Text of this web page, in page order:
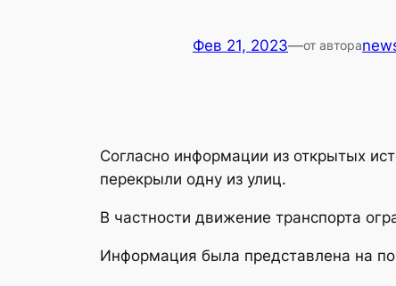
Фев 21, 2023—от автора
Согласно информации из открытых
перекрыли одну из улиц.
В частности движение транспорта
Информация была представлена на